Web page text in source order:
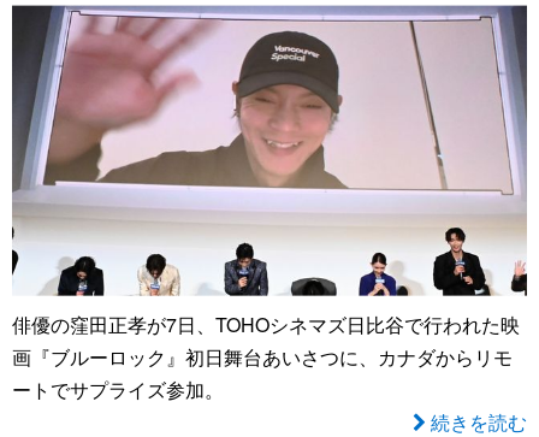
俳優の窪田正孝が7日、TOHOシネマズ日比谷で行われた映
画『ブルーロック』初日舞台あいさつに、カナダからリモ
ートでサプライズ参加。
続きを読む